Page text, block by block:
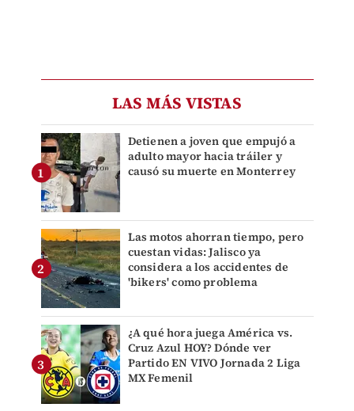
LAS MÁS VISTAS
Detienen a joven que empujó a
adulto mayor hacia tráiler y
causó su muerte en Monterrey
Las motos ahorran tiempo, pero
cuestan vidas: Jalisco ya
considera a los accidentes de
'bikers' como problema
¿A qué hora juega América vs.
Cruz Azul HOY? Dónde ver
Partido EN VIVO Jornada 2 Liga
MX Femenil